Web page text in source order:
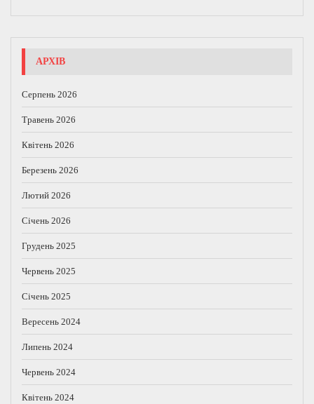
АРХІВ
Серпень 2026
Травень 2026
Квітень 2026
Березень 2026
Лютий 2026
Січень 2026
Грудень 2025
Червень 2025
Січень 2025
Вересень 2024
Липень 2024
Червень 2024
Квітень 2024